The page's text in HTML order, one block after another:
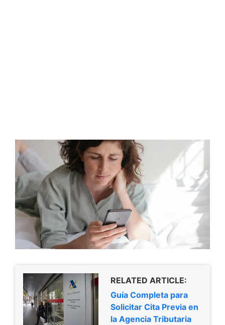
RELATED ARTICLE:
Guía Completa para
Solicitar Cita Previa en
la Agencia Tributaria